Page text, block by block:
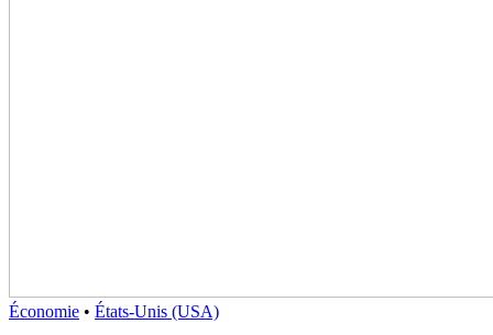
Économie • États-Unis (USA)